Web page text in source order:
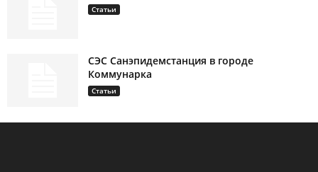
Статьи
СЭС Санэпидемстанция в городе
Коммунарка
Статьи